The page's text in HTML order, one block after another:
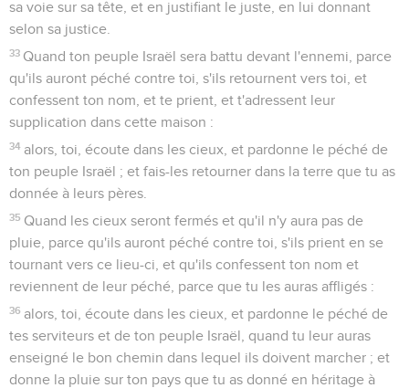
sa voie sur sa tête, et en justifiant le juste, en lui donnant
selon sa justice.
33 Quand ton peuple Israël sera battu devant l'ennemi, parce
qu'ils auront péché contre toi, s'ils retournent vers toi, et
confessent ton nom, et te prient, et t'adressent leur
supplication dans cette maison :
34 alors, toi, écoute dans les cieux, et pardonne le péché de
ton peuple Israël ; et fais-les retourner dans la terre que tu as
donnée à leurs pères.
35 Quand les cieux seront fermés et qu'il n'y aura pas de
pluie, parce qu'ils auront péché contre toi, s'ils prient en se
tournant vers ce lieu-ci, et qu'ils confessent ton nom et
reviennent de leur péché, parce que tu les auras affligés :
36 alors, toi, écoute dans les cieux, et pardonne le péché de
tes serviteurs et de ton peuple Israël, quand tu leur auras
enseigné le bon chemin dans lequel ils doivent marcher ; et
donne la pluie sur ton pays que tu as donné en héritage à